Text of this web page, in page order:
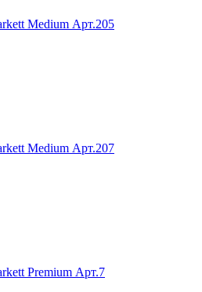
Medium Арт.205
Medium Арт.207
Premium Арт.7